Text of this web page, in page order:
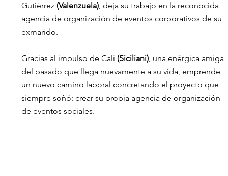
Gutiérrez (Valenzuela), deja su trabajo en la reconocida
agencia de organización de eventos corporativos de su
exmarido.
Gracias al impulso de Cali (Siciliani), una enérgica amiga
del pasado que llega nuevamente a su vida, emprende
un nuevo camino laboral concretando el proyecto que
siempre soñó: crear su propia agencia de organización
de eventos sociales.